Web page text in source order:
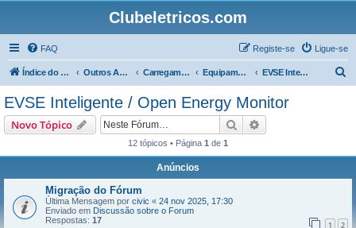
Clubeletricos.com
FAQ Ligue-se
Registe-se
Índice do Fórum Outros Assuntos Carregamento Equipamentos de carga - EVSEs EVSE Inteligente / Open Energy Monitor
EVSE Inteligente / Open Energy Monitor
Novo Tópico Pesquisar
12 tópicos • Página 1 de 1
Anúncios
Migração do Fórum
Última Mensagem por civic « 24 nov 2025, 17:30
Enviado em Discussão sobre o Forum
Respostas: 17 1 2